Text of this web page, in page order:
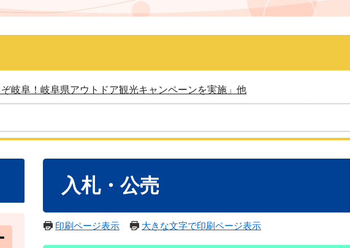
岐阜！岐阜県アウトドア観光キャンペーンを実施」他
入札・公売
印刷ページ表示 大きな文字で印刷ページ表示